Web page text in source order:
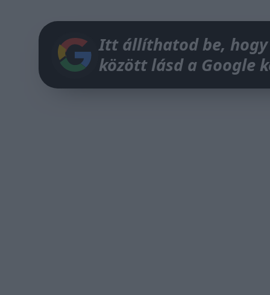
Itt állíthatod be, hogy
között lásd a Google